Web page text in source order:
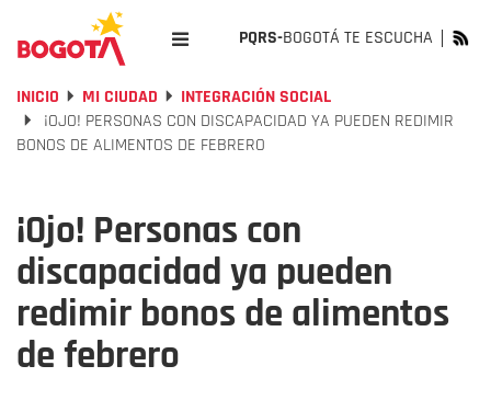
PQRS-BOGOTÁ TE ESCUCHA
INICIO MI CIUDAD
INTEGRACIÓN SOCIAL
¡OJO! PERSONAS CON DISCAPACIDAD YA PUEDEN REDIMIR
BONOS DE ALIMENTOS DE FEBRERO
¡Ojo! Personas con
discapacidad ya pueden
redimir bonos de alimentos
de febrero